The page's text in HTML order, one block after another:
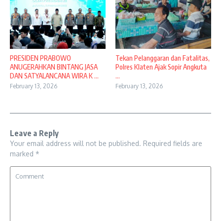
PRESIDEN PRABOWO
ANUGERAHKAN BINTANG JASA
DAN SATYALANCANA WIRA K ...
February 13, 2026
Tekan Pelanggaran dan Fatalitas,
Polres Klaten Ajak Sopir Angkuta
...
February 13, 2026
Leave a Reply
Your email address will not be published. Required fields are
marked *